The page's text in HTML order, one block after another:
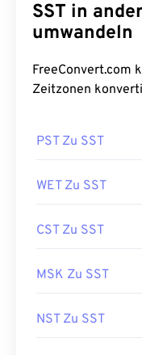
SST in
umwandeln
FreeConvert.com
Zeitzonen
PST Zu SST
WET Zu SST
CST Zu SST
MSK Zu SST
NST Zu SST